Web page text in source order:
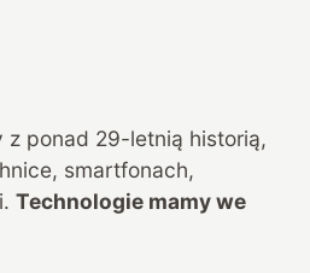
z ponad 29-letnią historią,
smartfonach,
Technologie mamy we